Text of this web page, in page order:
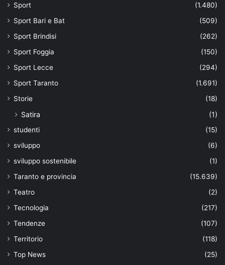
Sport
(1.480)
Sport Bari e Bat
(509)
Sport Brindisi
(262)
Sport Foggia
(150)
Sport Lecce
(294)
Sport Taranto
(1.691)
Storie
(18)
Satira (1)
studenti
(15)
sviluppo
(6)
sviluppo sostenibile
(1)
Taranto e provincia
(15.639)
Teatro
(2)
Tecnologia
(217)
Tendenze
(107)
Territorio
(118)
Top News
(25)